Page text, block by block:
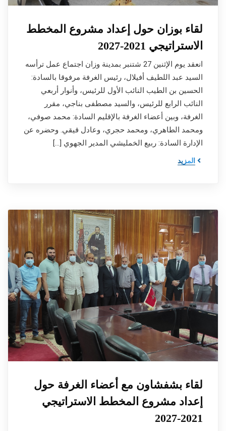
لقاء بوزان حول إعداد مشروع المخطط
الاستراتيجي 2021-2027
انعقد يوم الإثنين 27 شتنبر بمدينة وزان اجتماع عمل ترأسه
السيد عبد اللطيف أفيلال، رئيس الغرفة مرفوقا بالسادة:
الحسين بن الطيب النائب الأول للرئيس، وأنوار أربعي
النائب الرابع للرئيس، والسيد مصطفى بناجي، مقرر
الغرفة، وبين أعضاء الغرفة بالإقليم السادة: محمد صوفي،
ومحمد الطاهري، ومحمد حجري، وعادل قيقي. وحضره عن
الإدارة السادة: ربيع الخمليشي المدير الجهوي […]
المزيد
لقاء بشفشاون مع أعضاء الغرفة حول
إعداد مشروع المخطط الاستراتيجي
2021-2027